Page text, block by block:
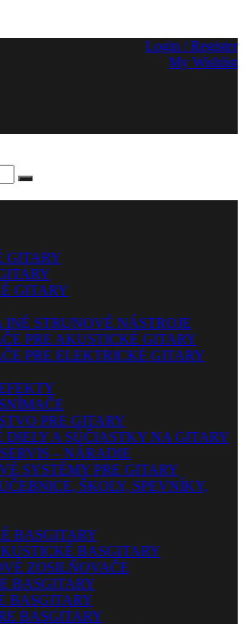
Login / Register
My Wishlist
GITARY
GITARY
INÉ STRUNOVÉ NÁSTROJE
PRE AKUSTICKÉ GITARY
PRE ELEKTRICKÉ GITARY
PRE GITARY
DIELY A SÚČIASTKY NA GITARY
– NÁRADIE
SYSTÉMY PRE GITARY
ŠKOLY, SPEVNÍKY,
BASGITARY
BASGITARY
ZOSILŇOVAČE
BASGITARY
BASGITARY
BASGITARY